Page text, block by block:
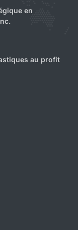
en
au profit